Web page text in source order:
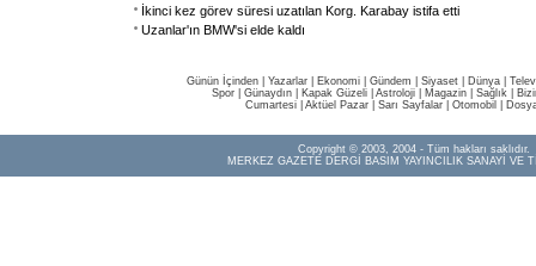
İkinci kez görev süresi uzatılan Korg. Karabay istifa etti
Uzanlar'ın BMW'si elde kaldı
Günün İçinden Yazarlar Ekonomi Gündem Siyaset Dünya |
Spor
Günaydın Kapak Güzeli Astroloji Magazin Sağlık
Cumartesi| Aktüel Pazar| Sarı Sayfalar| Otomobil
Copyright © 2003, 2004 - Tüm hakları saklıdır.
MERKEZ GAZETE DERGİ BASIM YAYINCILIK SANAYİ VE